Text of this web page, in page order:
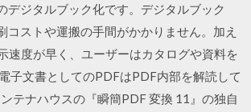
デジタルブック化です。デジタルブック
コストや運搬の手間がかかりません。加え
速度が早く、ユーザーはカタログや資料を
子文書としてのPDFはPDF内部を解読して
テナハウスの『瞬簡PDF 変換 11』の独自